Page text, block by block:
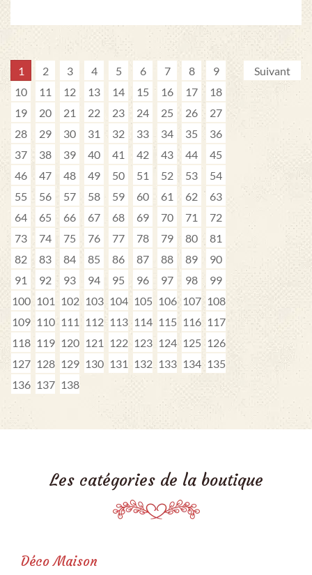
1 2 3 4 5 6 7 8
9
10
11 12 13 14 15 16 17
18
19
20 21 22 23 24 25 26
27
28
29 30 31 32 33 34 35
36
37
38 39 40 41 42 43 44
45
46
47 48 49 50 51 52 53
54
55
56 57 58 59 60 61 62
63
64
65 66 67 68 69 70 71
72
73
74 75 76 77 78 79 80
81
82
83 84 85 86 87 88 89
90
91
92 93 94 95 96 97 98
99
100 101 102 103 104 105 106 107 108
109 110 111 112 113 114 115 116 117
118 119 120 121 122 123 124 125 126
127 128 129 130 131 132 133 134 135
136 137 138
Suivant
Les catégories de la boutique
Déco Maison